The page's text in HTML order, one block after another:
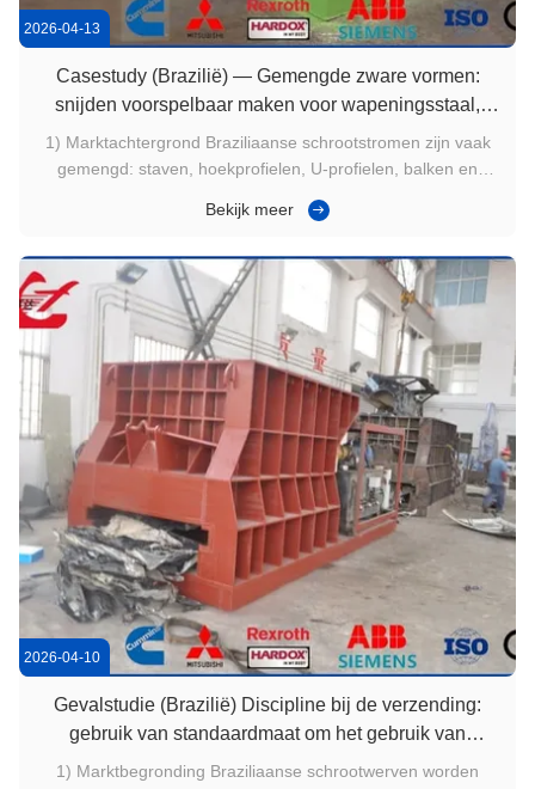
2026-04-13
Casestudy (Brazilië) — Gemengde zware vormen:
snijden voorspelbaar maken voor wapeningsstaal,
platen en profielen
1) Marktachtergrond Braziliaanse schrootstromen zijn vaak
gemengd: staven, hoekprofielen, U-profielen, balken en
komt meestal niet van normaal snijden, maar van
vereisen. ...
Bekijk meer
2026-04-10
Gevalstudie (Brazilië) Discipline bij de verzending:
gebruik van standaardmaat om het gebruik van
vrachtwagens te verbeteren
1) Marktbegronding Braziliaanse schrootwerven worden